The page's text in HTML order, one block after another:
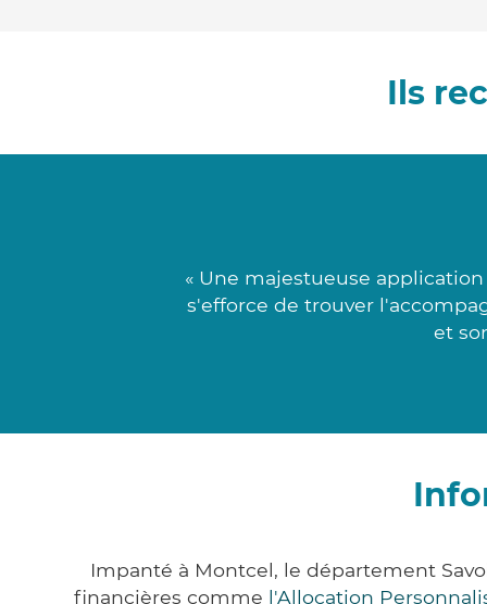
Ils
« Une majestueuse
s'efforce de trouver
et
Impanté à Montcel, le département
financières comme l'Allocation